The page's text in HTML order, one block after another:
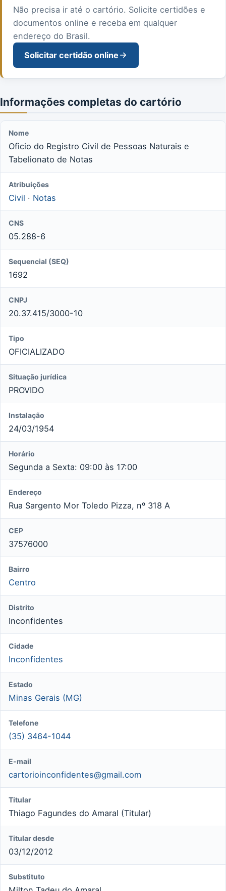
Não precisa ir até o cartório. Solicite certidões e
documentos online e receba em qualquer
endereço do Brasil.
Solicitar certidão online
Informações completas do cartório
Nome
Oficio do Registro Civil de Pessoas Naturais e
Tabelionato de Notas
Atribuições
Civil · Notas
CNS
05.288-6
Sequencial (SEQ)
1692
CNPJ
20.37.415/3000-10
Tipo
OFICIALIZADO
Situação jurídica
PROVIDO
Instalação
24/03/1954
Horário
Segunda a Sexta: 09:00 às 17:00
Endereço
Rua Sargento Mor Toledo Pizza, nº 318 A
CEP
37576000
Bairro
Centro
Distrito
Inconfidentes
Cidade
Inconfidentes
Estado
Minas Gerais (MG)
Telefone
(35) 3464-1044
E-mail
cartorioinconfidentes@gmail.com
Titular
Thiago Fagundes do Amaral (Titular)
Titular desde
03/12/2012
Substituto